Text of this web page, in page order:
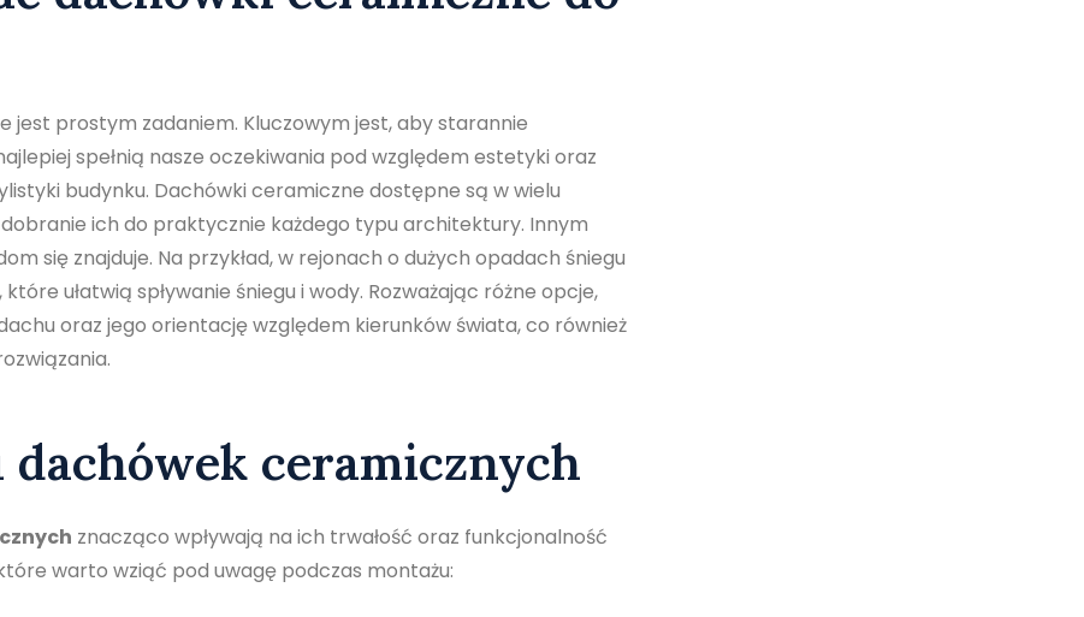
jest prostym zadaniem. Kluczowym jest, aby starannie
spełnią nasze oczekiwania pod względem estetyki oraz
budynku. Dachówki ceramiczne dostępne są w wielu
ich do praktycznie każdego typu architektury. Innym
się znajduje. Na przykład, w rejonach o dużych opadach śniegu
ułatwią spływanie śniegu i wody. Rozważając różne opcje,
oraz jego orientację względem kierunków świata, co również
ceramicznych
znacząco wpływają na ich trwałość oraz funkcjonalność
warto wziąć pod uwagę podczas montażu: